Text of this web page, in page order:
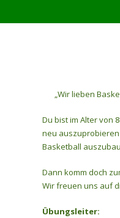
„Wir lieben
Du bist im Alter von
neu
Basketball
Dann komm doch
Wir freuen uns auf
Übungsleiter: